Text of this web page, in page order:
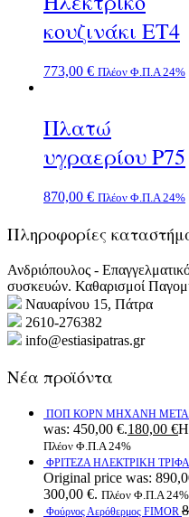
κουζινάκι ΕΤ4
773,00 € Πλέον Φ.Π.Α 24%
Πλατώ
υγραερίου P75
870,00 € Πλέον Φ.Π.Α 24%
Πληροφορίες
Ανδριόπουλος -
συσκευών. Καθαρισμοί
Ναυαρίνου 15, Πάτρα
2610-276382
info@estiasipatras.gr
Νέα προϊόντα
ΠΟΠ ΚΟΡΝ ΜΗΧΑΝΗ
was: 450,00 €.180,00 €Η
Πλέον Φ.Π.Α 24%
ΦΡΙΤΕΖΑ ΗΛΕΚΤΡΙΚΗ
Original price was:
300,00 €. Πλέον Φ.Π.Α 24%
Φούρνος Αερόθερμος FIMOR